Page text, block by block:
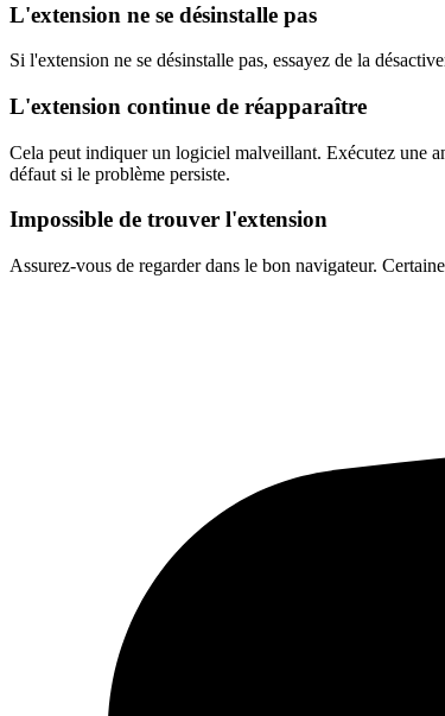
L'extension ne se désinstalle pas
Si l'extension ne se désinstalle pas, essayez de la
L'extension continue de réapparaître
Cela peut indiquer un logiciel malveillant. Exécutez une
défaut si le problème persiste.
Impossible de trouver l'extension
Assurez-vous de regarder dans le bon navigateur.